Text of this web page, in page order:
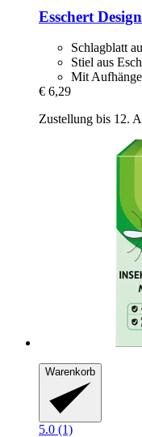
Esschert Design
Schlagblatt
Stiel aus
Mit
€ 6,29
Zustellung bis 12.
Warenkorb
5.0 (1)